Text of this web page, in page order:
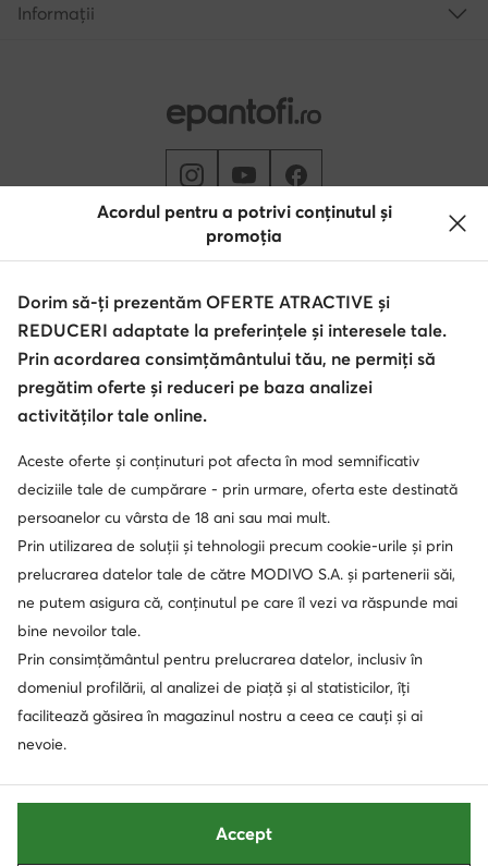
Schimbă țara: Rumunia (RO)
Informații
© epantofi.ro 2026
Regulament
Modifică setările
Politica de confidențialitate
Protecția datelor
Soluționarea alternativă a litigilor
Acordul pentru a potrivi conținutul și
promoția
Dorim să-ți prezentăm OFERTE ATRACTIVE și
REDUCERI adaptate la preferințele și interesele tale.
Prin acordarea consimțământului tău, ne permiți să
pregătim oferte și reduceri pe baza analizei
activităților tale online.
Aceste oferte și conținuturi pot afecta în mod semnificativ
deciziile tale de cumpărare - prin urmare, oferta este destinată
persoanelor cu vârsta de 18 ani sau mai mult.
Prin utilizarea de soluții și tehnologii precum cookie-urile și prin
prelucrarea datelor tale de către MODIVO S.A. și partenerii săi,
ne putem asigura că, conținutul pe care îl vezi va răspunde mai
bine nevoilor tale.
Prin consimțământul pentru prelucrarea datelor, inclusiv în
domeniul profilării, al analizei de piață și al statisticilor, îți
facilitează găsirea în magazinul nostru a ceea ce cauți și ai
nevoie.
Accept